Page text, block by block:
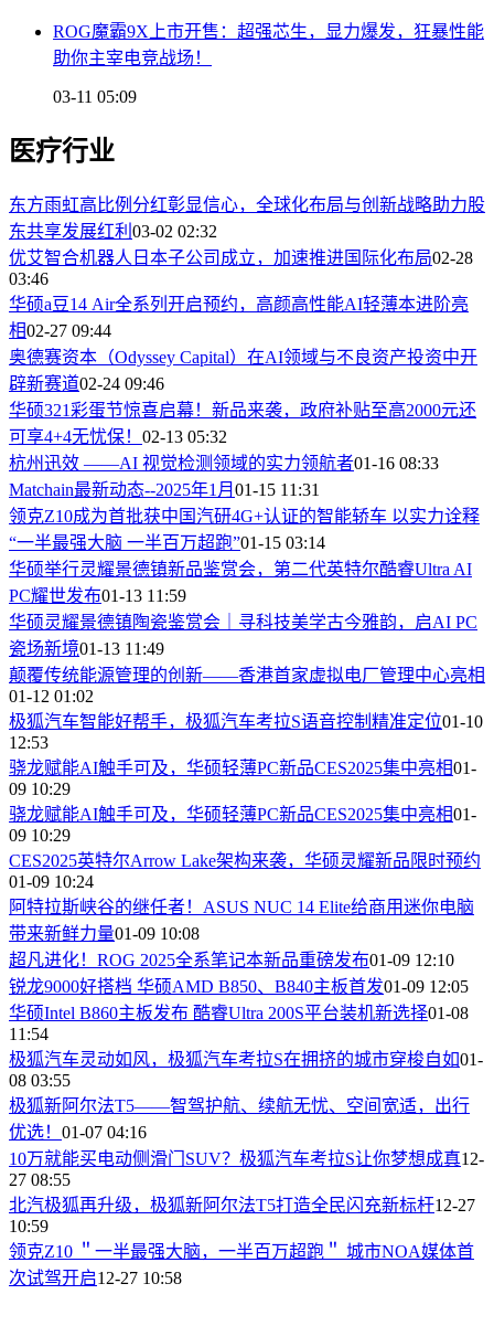
ROG魔霸9X上市开售：超强芯生，显力爆发，狂暴性能
助你主宰电竞战场！
03-11 05:09
医疗行业
东方雨虹高比例分红彰显信心，全球化布局与创新战略助力股
东共享发展红利 03-02 02:32
优艾智合机器人日本子公司成立，加速推进国际化布局02-28
03:46
华硕a豆14 Air全系列开启预约，高颜高性能AI轻薄本进阶亮
相02-27 09:44
奥德赛资本（Odyssey Capital）在AI领域与不良资产投资中开
辟新赛道02-24 09:46
华硕321彩蛋节惊喜启幕！新品来袭，政府补贴至高2000元还
可享4+4无忧保！ 02-13 05:32
杭州迅效 ——AI 视觉检测领域的实力领航者01-16 08:33
Matchain最新动态--2025年1月 01-15 11:31
领克Z10成为首批获中国汽研4G+认证的智能轿车 以实力诠释
“一半最强大脑 一半百万超跑”01-15 03:14
华硕举行灵耀景德镇新品鉴赏会，第二代英特尔酷睿Ultra AI
PC耀世发布01-13 11:59
华硕灵耀景德镇陶瓷鉴赏会｜寻科技美学古今雅韵，启AI PC
瓷场新境01-13 11:49
颠覆传统能源管理的创新——香港首家虚拟电厂管理中心亮相
01-12 01:02
极狐汽车智能好帮手，极狐汽车考拉S语音控制精准定位01-10
12:53
骁龙赋能AI触手可及，华硕轻薄PC新品CES2025集中亮相01-
09 10:29
骁龙赋能AI触手可及，华硕轻薄PC新品CES2025集中亮相01-
09 10:29
CES2025英特尔Arrow Lake架构来袭，华硕灵耀新品限时预约
01-09 10:24
阿特拉斯峡谷的继任者！ASUS NUC 14 Elite给商用迷你电脑
带来新鲜力量01-09 10:08
超凡进化！ROG 2025全系笔记本新品重磅发布01-09 12:10
锐龙9000好搭档 华硕AMD B850、B840主板首发01-09 12:05
华硕Intel B860主板发布 酷睿Ultra 200S平台装机新选择01-08
11:54
极狐汽车灵动如风，极狐汽车考拉S在拥挤的城市穿梭自如01-
08 03:55
​极狐新阿尔法T5——智驾护航、续航无忧、空间宽适，出行
优选！ 01-07 04:16
​10万就能买电动侧滑门SUV？极狐汽车考拉S让你梦想成真12-
27 08:55
北汽极狐再升级，极狐新阿尔法T5打造全民闪充新标杆12-27
10:59
领克Z10 ＂一半最强大脑，一半百万超跑＂ 城市NOA媒体首
次试驾开启12-27 10:58